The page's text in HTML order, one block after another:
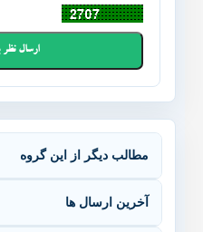
مطالب دیگر از این گروه
آخرین ارسال ها